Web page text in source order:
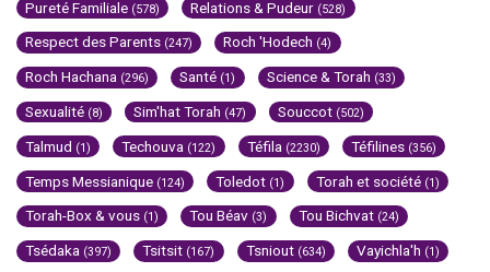
Pureté Familiale (578) Relations & Pudeur (528)
Respect des Parents (247) Roch 'Hodech (4)
Roch Hachana (296) Santé (1) Science & Torah (33)
Sexualité (8) Sim'hat Torah (47) Souccot (502)
Talmud (1) Techouva (122) Téfila (2230) Téfilines (356)
Temps Messianique (124) Toledot (1) Torah et société (1)
Torah-Box & vous (1) Tou Béav (3) Tou Bichvat (24)
Tsédaka (397) Tsitsit (167) Tsniout (634) Vayichla'h (1)